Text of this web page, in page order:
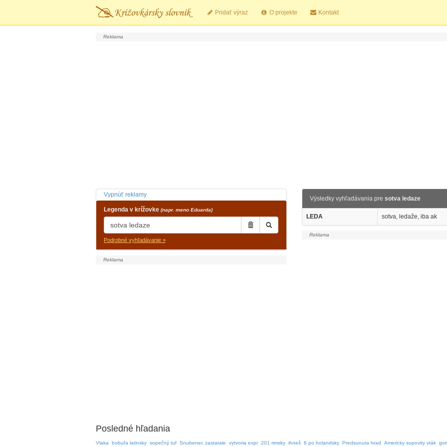
Pridať výraz O projekte Kontakt
Vypnúť reklamy
Legenda v krížovke (napr. meno Eduarda)
Podrobné vyhľadávanie »
Výsledky vyhľadávania pre sotva ledaze
LEDA sotva, ledaže, iba ak
Posledné hľadania
Vlaka bobuľa latinsky sopečný tuf Snubenec zastarale vytvoria expr 201 rimsky ihneš 6 po holandsky Predsunuta hrad Americky supovity vták